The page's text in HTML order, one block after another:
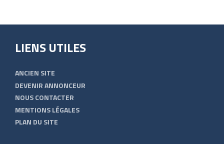
LIENS UTILES
ANCIEN SITE
DEVENIR ANNONCEUR
NOUS CONTACTER
MENTIONS LÉGALES
PLAN DU SITE